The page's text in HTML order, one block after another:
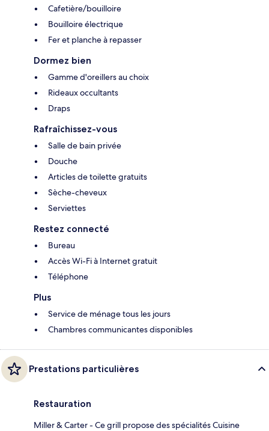
Cafetière/bouilloire
Bouilloire électrique
Fer et planche à repasser
Dormez bien
Gamme d'oreillers au choix
Rideaux occultants
Draps
Rafraîchissez-vous
Salle de bain privée
Douche
Articles de toilette gratuits
Sèche-cheveux
Serviettes
Restez connecté
Bureau
Accès Wi-Fi à Internet gratuit
Téléphone
Plus
Service de ménage tous les jours
Chambres communicantes disponibles
Prestations particulières
Restauration
Miller & Carter - Ce grill propose des spécialités Cuisine